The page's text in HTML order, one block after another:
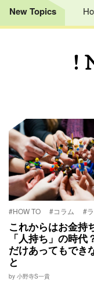
New Topics
!
#HOW TO #コラム #
これからはお金持
「人持ち」の時代
だけあってもでき
と
by 小野寺S一貴